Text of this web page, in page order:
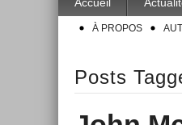
À PROPOS
Posts